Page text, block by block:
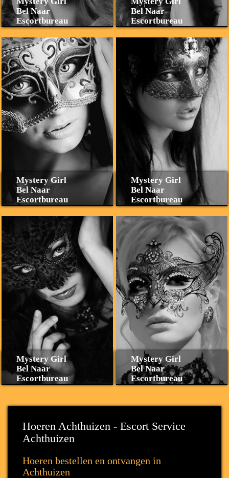
Bel Naar
Escortbureau
Bel Naar
Escortbureau
Mystery Girl
Bel Naar
Escortbureau
Mystery Girl
Bel Naar
Escortbureau
Mystery Girl
Bel Naar
Escortbureau
Mystery Girl
Bel Naar
Escortbureau
Hoeren Achthuizen - Escort Service
Achthuizen
Hoeren bestellen en ontvangen in
Achthuizen